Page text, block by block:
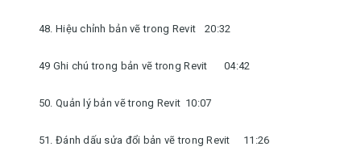
48. Hiệu chỉnh bản vẽ trong Revit 20:32
49 Ghi chú trong bản vẽ trong Revit 04:42
50. Quản lý bản vẽ trong Revit 10:07
51. Đánh dấu sửa đổi bản vẽ trong Revit 11:26